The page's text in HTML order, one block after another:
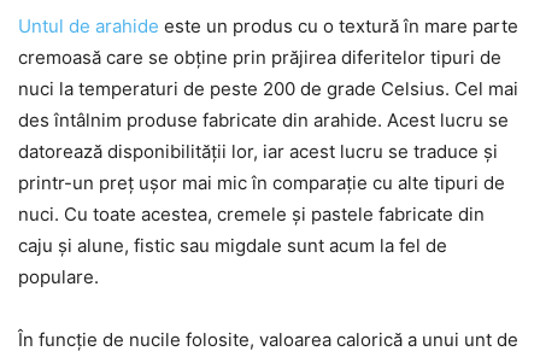
Untul de arahide este un produs cu o textură în mare parte
cremoasă care se obține prin prăjirea diferitelor tipuri de
nuci la temperaturi de peste 200 de grade Celsius. Cel mai
des întâlnim produse fabricate din arahide. Acest lucru se
datorează disponibilității lor, iar acest lucru se traduce și
printr-un preț ușor mai mic în comparație cu alte tipuri de
nuci. Cu toate acestea, cremele și pastele fabricate din
caju și alune, fistic sau migdale sunt acum la fel de
populare.
În funcție de nucile folosite, valoarea calorică a unui unt de